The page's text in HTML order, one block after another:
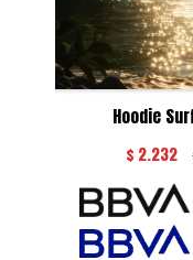
Hoodie
$ 2.232